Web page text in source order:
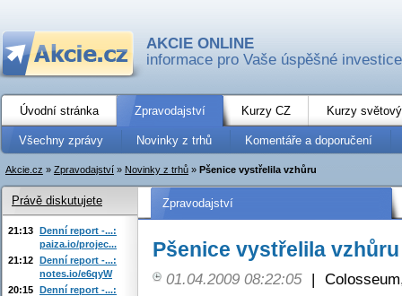
AKCIE ONLINE
informace pro Vaše úspěšné investice
Úvodní stránka Zpravodajství Kurzy CZ Kurzy
Všechny zprávy Novinky z trhů Komentáře a doporučení
Akcie.cz » Zpravodajství » Novinky z trhů » Pšenice vystřelila vzhůru
Zpravodajství
Pšenice vystřelila vzhůru
01.04.2009 08:22:05 |
Právě diskutujete
21:13 Denní report -...:
paiza.io/projec...
21:12 Denní report -...:
notes.io/e6qyW
20:15 Denní report -...: